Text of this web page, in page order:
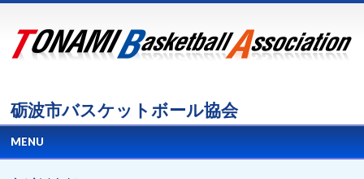
砺波市バスケットボール協会
MENU